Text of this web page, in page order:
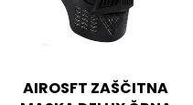
AIROSFT ZAŠČITNA